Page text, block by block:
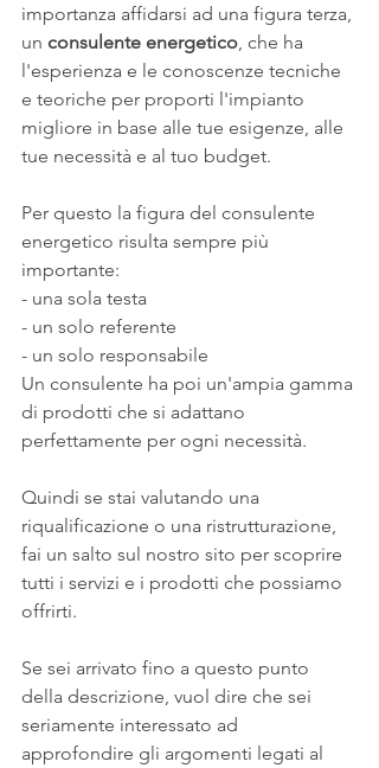
importanza affidarsi ad una figura terza,
un consulente energetico , che ha
l'esperienza e le conoscenze tecniche
e teoriche per proporti l'impianto
migliore in base alle tue esigenze, alle
tue necessità e al tuo budget.
Per questo la figura del consulente
energetico risulta sempre più
importante:
- una sola testa
- un solo referente
- un solo responsabile
Un consulente ha poi un'ampia gamma
di prodotti che si adattano
perfettamente per ogni necessità.
Quindi se stai valutando una
riqualificazione o una ristrutturazione,
fai un salto sul nostro sito per scoprire
tutti i servizi e i prodotti che possiamo
offrirti.
Se sei arrivato fino a questo punto
della descrizione, vuol dire che sei
seriamente interessato ad
approfondire gli argomenti legati al